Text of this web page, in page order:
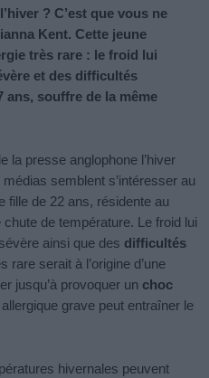
? C’est que vous ne
Kent. Cette jeune
très rare : le froid lui
et des difficultés
ans, souffre de la même
la presse anglophone l’hiver
semblent s’intéresser au
fille de 22 ans, résidente au
de température. Le froid lui
sévère ainsi que des difficultés
rare serait à l’origine d’une
jusqu’à provoquer un choc
grave peut entraîner le
hivernales peuvent